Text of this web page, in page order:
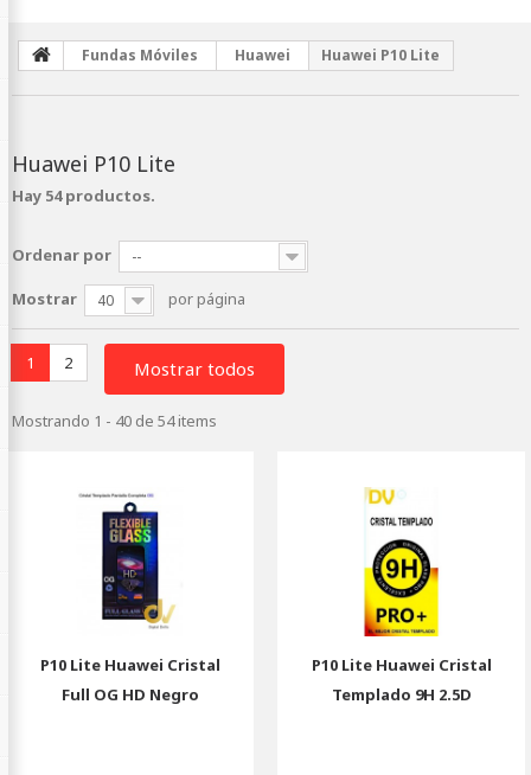
Fundas Móviles Huawei Huawei P10 Lite
Huawei P10 Lite
Hay 54 productos.
Ordenar por --
Mostrar 40 por página
Mostrar todos
1 2
Mostrando 1 - 40 de 54 items
P10 Lite Huawei Cristal
Full OG HD Negro
P10 Lite Huawei Cristal
Templado 9H 2.5D